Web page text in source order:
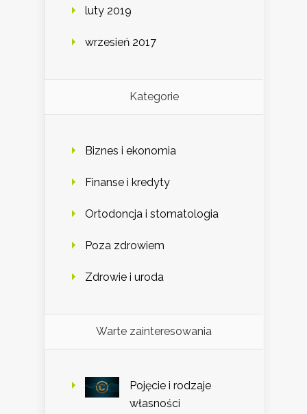
luty 2019
wrzesień 2017
Kategorie
Biznes i ekonomia
Finanse i kredyty
Ortodoncja i stomatologia
Poza zdrowiem
Zdrowie i uroda
Warte zainteresowania
Pojęcie i rodzaje
własności